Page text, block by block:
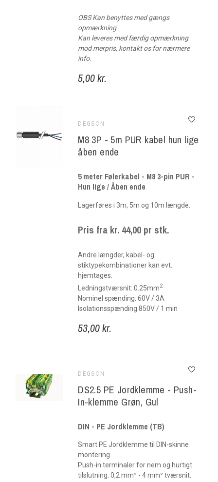
5,00 kr.
OBS Kan benyttes med gængs
opmærkning
Kan leveres med færdig opmærkning
mod merpris, kontakt os for nærmere
info.
DEGSON
M8 3P - 5m PUR kabel hun lige
åben ende
53,00 kr.
5 meter Følerkabel - M8 3-pin PUR -
Hun lige / Åben ende
Lagerføres i 3m, 5m og 10m længde.
Pris fra kr. 44,00 pr stk.
Andre længder, kabel- og
stiktypekombinationer kan evt.
hjemtages.
Ledningstværsnit: 0.25mm2
Nominel spænding: 60V / 3A
Isolationsspænding 850V / 1 min
DEGSON
DS2.5 PE Jordklemme - Push-
In-klemme Grøn, Gul
DIN - PE Jordklemme (TB)
Smart PE Jordklemme til DIN-skinne
montering.
Push-in terminaler for nem og hurtigt
tilslutning. 0,2 mm² - 4 mm² tværsnit.